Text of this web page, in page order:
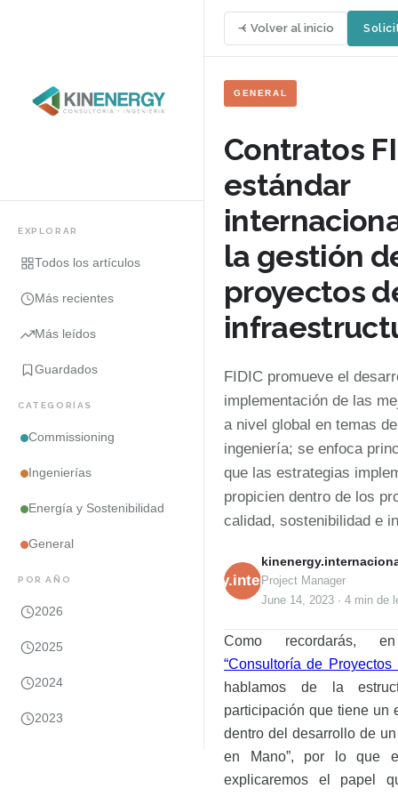
EXPLORAR
Todos los artículos
Más recientes
Más leídos
Guardados
CATEGORÍAS
Commissioning
Ingenierías
Energía y Sostenibilidad
General
POR AÑO
2026
2025
2024
2023
Volver al inicio
GENERAL
Contratos
estándar
la gestión
proyectos
FIDIC promueve el
implementación de las
a nivel global en temas
ingeniería; se enfoca
que las estrategias
propicien dentro de los
calidad, sostenibilidad e
kinenergy.internacional
Project Manager
June 14, 2023 · 4 min de
Como recordarás,
“Consultoría de
hablamos de la
participación que tiene un
dentro del desarrollo de
en Mano”, por lo que
explicaremos el papel